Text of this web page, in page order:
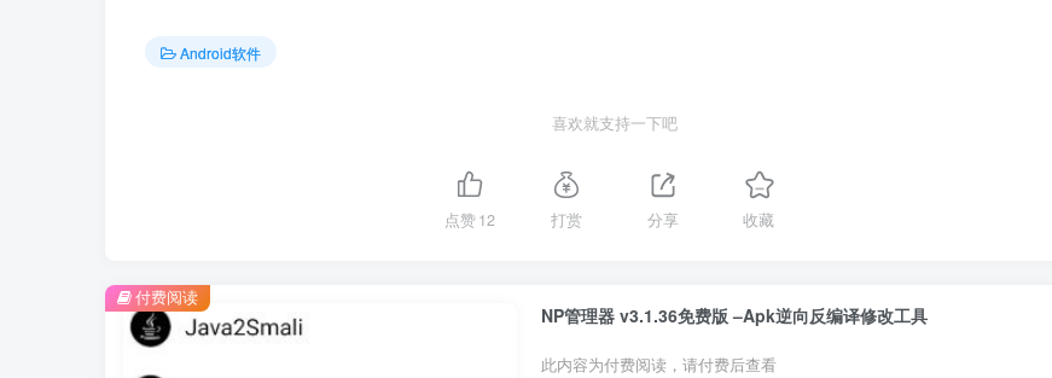
Android软件
喜欢就支持一下吧
点赞12 打赏 分享 收藏
NP管理器 v3.1.36免费版 –Apk逆向反编译修改工具
此内容为付费阅读，请付费后查看
付费阅读